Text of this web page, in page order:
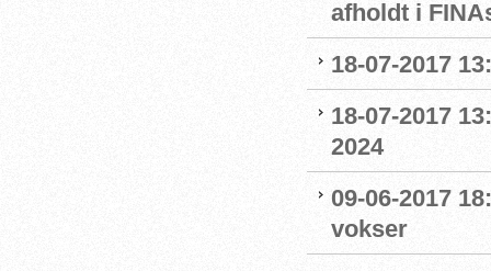
afholdt i
18-07-2017
18-07-2017
2024
09-06-2017
vokser